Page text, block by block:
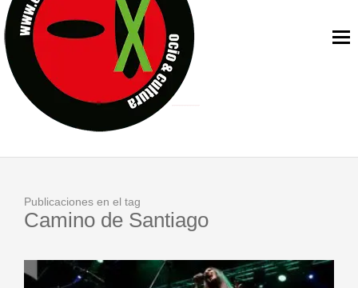
MILITARES JUDÍAS EN #EXVITA
D’BALDOMEROS REINVENTAN [BITÁCORA 3.0] EN EXVITA
MARSHALL FLASH PRESENTA EN EXVITA [RELATIVA
JOFRE BARDAGÍ EN EXVITA INTERPRETANDO A SERRAT
Publicaciones en el tag
Camino de Santiago